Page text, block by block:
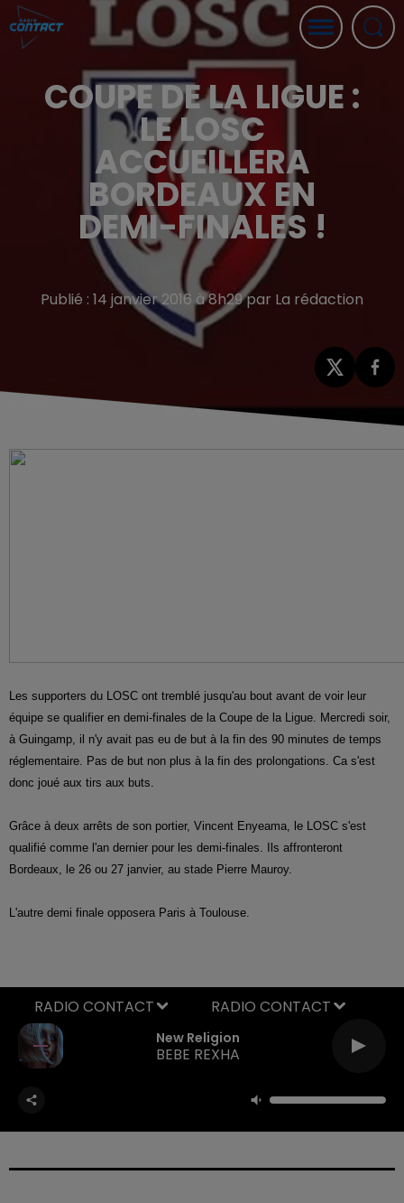
COUPE DE LA LIGUE :
LE LOSC
ACCUEILLERA
BORDEAUX EN
DEMI-FINALES !
Publié : 14 janvier 2016 à 8h29 par La rédaction
Les supporters du LOSC ont tremblé jusqu'au bout avant de voir leur
équipe se qualifier en demi-finales de la Coupe de la Ligue. Mercredi soir,
à Guingamp, il n'y avait pas eu de but à la fin des 90 minutes de temps
réglementaire. Pas de but non plus à la fin des prolongations. Ca s'est
donc joué aux tirs aux buts.
Grâce à deux arrêts de son portier, Vincent Enyeama, le LOSC s'est
qualifié comme l'an dernier pour les demi-finales. Ils affronteront
Bordeaux, le 26 ou 27 janvier, au stade Pierre Mauroy.
L'autre demi finale opposera Paris à Toulouse.
New Religion
BEBE REXHA
RADIO CONTACT